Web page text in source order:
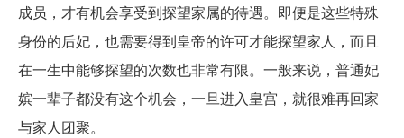
成员，才有机会享受到探望家属的待遇。即便是这些特殊
身份的后妃，也需要得到皇帝的许可才能探望家人，而且
在一生中能够探望的次数也非常有限。一般来说，普通妃
嫔一辈子都没有这个机会，一旦进入皇宫，就很难再回家
与家人团聚。